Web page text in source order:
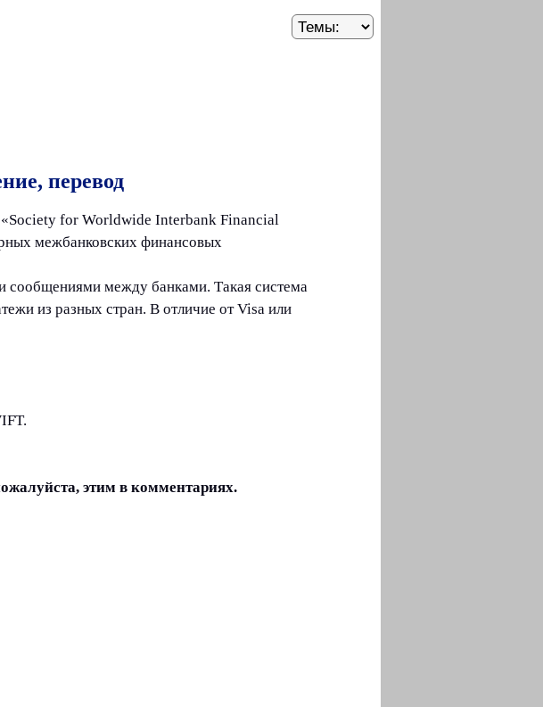
перевод
«Society for Worldwide Interbank Financial
межбанковских финансовых
между банками. Такая система
из разных стран. В отличие от Visa или
этим в комментариях.